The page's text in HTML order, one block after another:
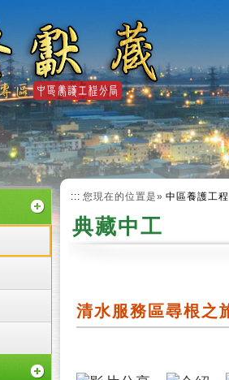
::: 您現在的位置是» 中區養護工
典藏中工
清水服務區尋根之